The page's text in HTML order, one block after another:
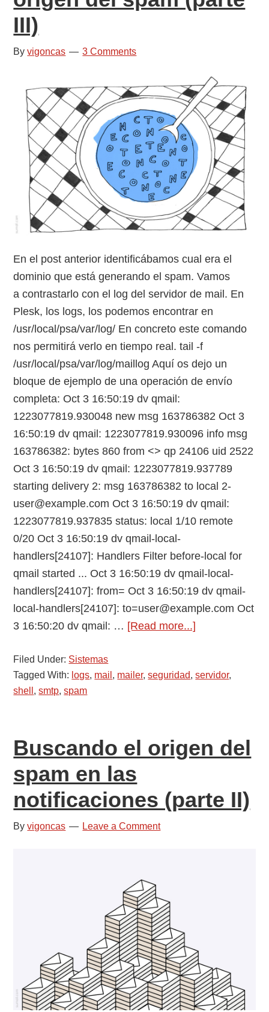
III)
Byvigoncas 3 Comments
En el post anterior identificábamos cual era el
dominio que está generando el spam. Vamos
a contrastarlo con el log del servidor de mail. En
Plesk, los logs, los podemos encontrar en
/usr/local/psa/var/log/ En concreto este comando
nos permitirá verlo en tiempo real. tail -f
/usr/local/psa/var/log/maillog Aquí os dejo un
bloque de ejemplo de una operación de envío
completa: Oct 3 16:50:19 dv qmail:
1223077819.930048 new msg 163786382 Oct 3
16:50:19 dv qmail: 1223077819.930096 info msg
163786382: bytes 860 from <> qp 24106 uid 2522
Oct 3 16:50:19 dv qmail: 1223077819.937789
starting delivery 2: msg 163786382 to local 2-
user@example.com Oct 3 16:50:19 dv qmail:
1223077819.937835 status: local 1/10 remote
0/20 Oct 3 16:50:19 dv qmail-local-
handlers[24107]: Handlers Filter before-local for
qmail started ... Oct 3 16:50:19 dv qmail-local-
handlers[24107]: from= Oct 3 16:50:19 dv qmail-
local-handlers[24107]: to=user@example.com Oct
3 16:50:20 dv qmail: … [Read more...]
el
buscando
del
Filed Under: Sistemas
Tagged With: logs, mail , mailer,seguridad,servidor,
shell ,smtp,spam
Buscando el origen del
spam en las
notificaciones (parte II)
Byvigoncas Leave a Comment